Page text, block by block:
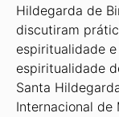
Hildegarda de
discutiram
espiritualidade
espiritualidade
Santa
Internacional de